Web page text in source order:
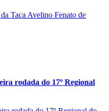
rodada do 17º Regional